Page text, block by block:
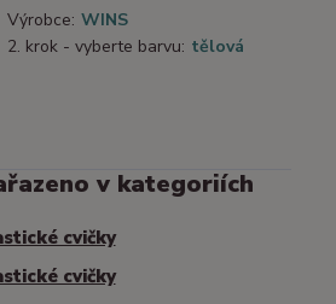
Výrobce: WINS
2. krok - vyberte barvu: tělová
v kategoriích
cvičky
cvičky